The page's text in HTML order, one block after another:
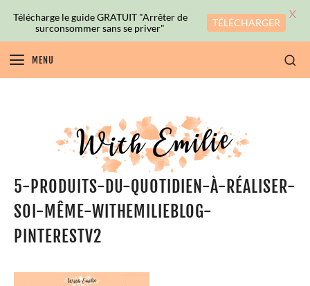
MENU
5-PRODUITS-DU-QUOTIDIEN-À-RÉALISER-
SOI-MÊME-WITHEMILIEBLOG-
PINTERESTV2
Télécharge le guide GRATUIT "Arrêter de
surconsommer sans se priver"
TÉLÉCHARGER
X